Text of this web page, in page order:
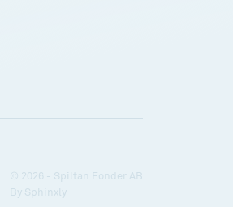
© 2026 - Spiltan Fonder AB
By Sphinxly